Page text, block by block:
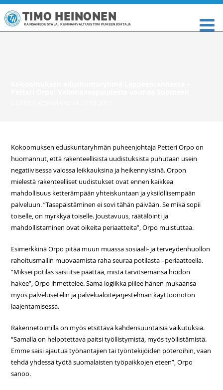
TIMO HEINONEN
KANSANEDUSTAJA, KUNNANVALTUUSTON PUHEENJOHTAJA
Kokoomuksen eduskuntaryhmän puheenjohtaja Petteri Orpo on
huomannut, että rakenteellisista uudistuksista puhutaan usein
negatiivisessa valossa leikkauksina ja heikennyksinä. Orpon
mielestä rakenteelliset uudistukset ovat ennen kaikkea
mahdollisuus ketterämpään yhteiskuntaan ja yksilöllisempään
palveluun. ”Tasapäistäminen ei sovi tähän päivään. Se mikä sopii
toiselle, on myrkkyä toiselle. Joustavuus, räätälöinti ja
mahdollistaminen ovat oikeita periaatteita”, Orpo muistuttaa.
Esimerkkinä Orpo pitää muun muassa sosiaali- ja terveydenhuollon
rahoitusmallin muovaamista raha seuraa potilasta –periaatteella.
“Miksei potilas saisi itse päättää, mistä tarvitsemansa hoidon
hakee”, Orpo ihmettelee. Sama logiikka piilee hänen mukaansa
myös palvelusetelin ja palvelualoitejärjestelmän käyttöönoton
laajentamisessa.
Rakennetoimilla on myös etsittävä kahdensuuntaisia vaikutuksia.
“Samalla on helpotettava paitsi työllistymistä, myös työllistämistä.
Emme saisi ajautua työnantajien tai työntekijöiden poteroihin, vaan
tehdä yhdessä työtä suomalaisten työpaikkojen eteen”, Orpo
sanoo.